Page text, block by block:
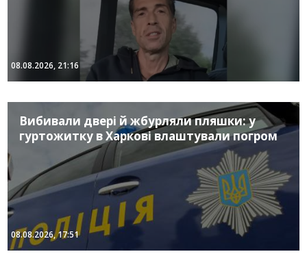
08.08.2026, 21:16
Вибивали двері й жбурляли пляшки: у
гуртожитку в Харкові влаштували погром
08.08.2026, 17:51